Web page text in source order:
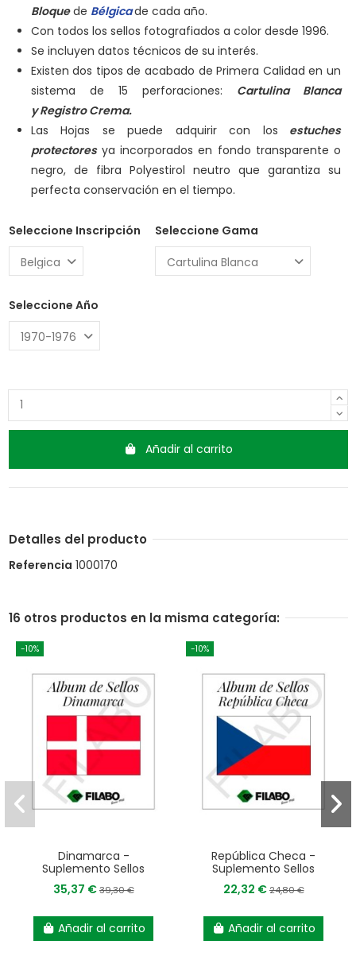
Bloquede Bélgicade cada año.
Con todos los sellos fotografiados a color desde 1996.
Se incluyen datos técnicos de su interés.
Existen dos tipos de acabado de Primera Calidad en un
sistema de 15 perforaciones: Cartulina Blanca
yRegistro Crema.
Las Hojas se puede adquirir con los estuches
protectoresya incorporados en fondo transparente o
negro, de fibra Polyestirol neutro que garantiza su
perfecta conservación en el tiempo.
Seleccione Inscripción Seleccione Gama
Seleccione Año
Añadir al carrito
Detalles del producto
Referencia 1000170
16 otros productos en la misma categoría:
-10%
Dinamarca -
Suplemento Sellos
35,37 €39,30 €
Añadir al carrito
-10%
República Checa -
Suplemento Sellos
22,32 €24,80 €
Añadir al carrito